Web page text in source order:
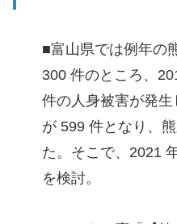
■富山県では例年の
300 件のところ、
件の人身被害が発
が 599 件となり、
た。そこで、2021
を検討。